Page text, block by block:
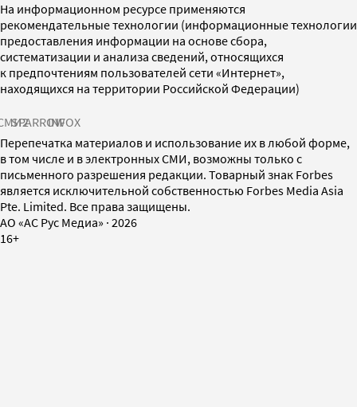
На информационном ресурсе применяются
рекомендательные технологии (информационные технологии
предоставления информации на основе сбора,
систематизации и анализа сведений, относящихся
к предпочтениям пользователей сети «Интернет»,
находящихся на территории Российской Федерации)
SPARROWINFOX
Перепечатка материалов и использование их в любой форме,
в том числе и в электронных СМИ, возможны только с
письменного разрешения редакции. Товарный знак Forbes
является исключительной собственностью Forbes Media Asia
Pte. Limited. Все права защищены.
AO «АС Рус Медиа» · 2026
16+